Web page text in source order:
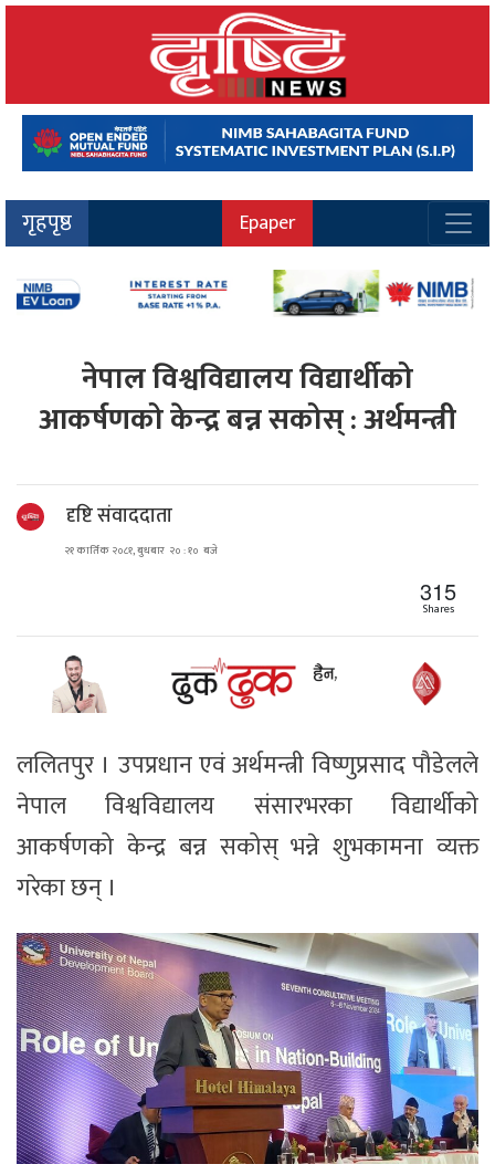
गृहपृष्ठ Epaper
नेपाल विश्वविद्यालय विद्यार्थीको
आकर्षणको केन्द्र बन्न सकोस् : अर्थमन्त्री
दृष्टि संवाददाता
२१ कार्तिक २०८१, बुधबार २० : १० बजे
315
Shares
ललितपुर । उपप्रधान एवं अर्थमन्त्री विष्णुप्रसाद पौडेलले
नेपाल विश्वविद्यालय संसारभरका विद्यार्थीको
आकर्षणको केन्द्र बन्न सकोस् भन्ने शुभकामना व्यक्त
गरेका छन् ।